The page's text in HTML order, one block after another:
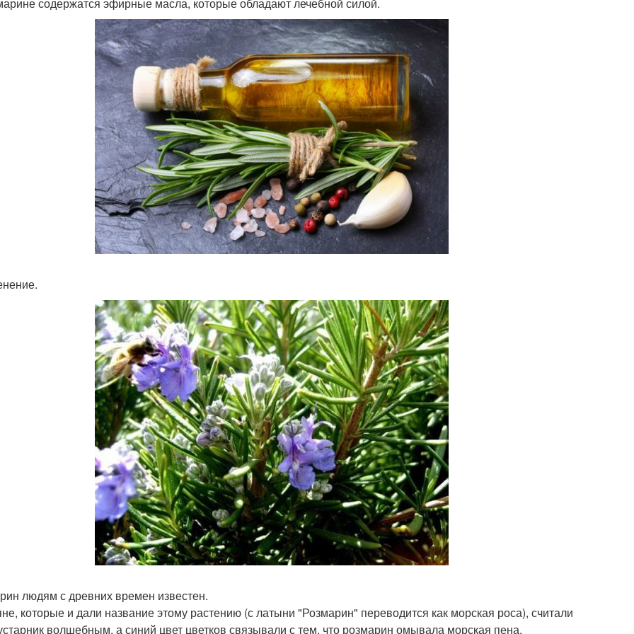
людям с древних времен известен.
которые и дали название этому растению (с латыни "Розмарин" переводится как морская роса), считали
волшебным, а синий цвет цветков связывали с тем, что розмарин омывала морская пена.